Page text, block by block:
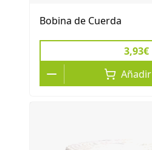
Bobina de Cuerda
3,93€
Añadir